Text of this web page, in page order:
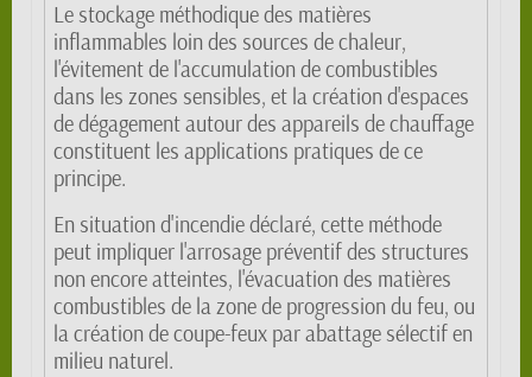
Le stockage méthodique des matières
inflammables loin des sources de chaleur,
l'évitement de l'accumulation de combustibles
dans les zones sensibles, et la création d'espaces
de dégagement autour des appareils de chauffage
constituent les applications pratiques de ce
principe.
En situation d'incendie déclaré, cette méthode
peut impliquer l'arrosage préventif des structures
non encore atteintes, l'évacuation des matières
combustibles de la zone de progression du feu, ou
la création de coupe-feux par abattage sélectif en
milieu naturel.